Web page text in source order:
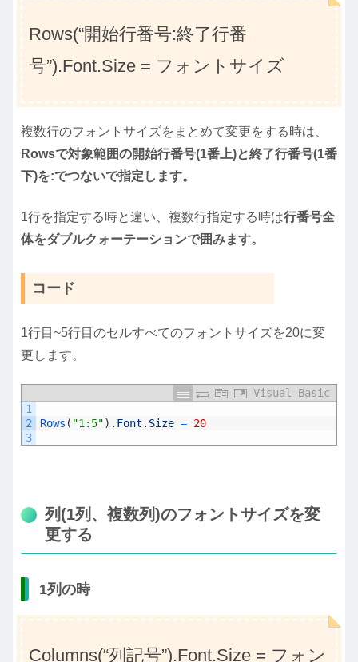
Rows(“開始行番号:終了行番
号”).Font.Size = フォントサイズ
複数行のフォントサイズをまとめて変更をする時は、
Rowsで対象範囲の開始行番号(1番上)と終了行番号(1番
下)を:でつないで指定します。
1行を指定する時と違い、複数行指定する時は行番号全
体をダブルクォーテーションで囲みます。
コード
1行目~5行目のセルすべてのフォントサイズを20に変
更します。
Visual Basic
1
2
3
Rows ( "1:5") . Font . Size = 20
列(1列、複数列)のフォントサイズを変
更する
1列の時
Columns(“列記号”).Font.Size = フォン